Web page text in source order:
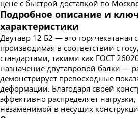
цене с быстрой доставкой по
Подробное описание и
характеристики
Двутавр 12 Б2 — это горячекатаная
производимая в соответствии с
стандартами, такими как ГОСТ
назначение двутавровой балки —
демонстрирует превосходные
деформации. Благодаря своей
эффективно распределяет нагрузки,
незаменимой в несущих